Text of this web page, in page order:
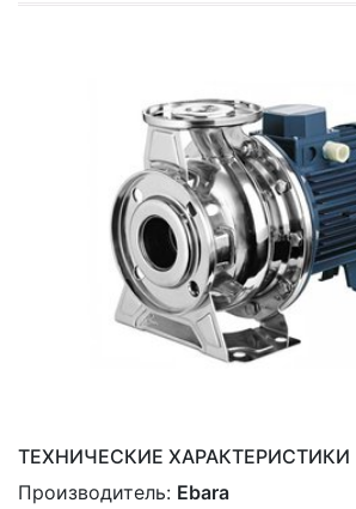
ТЕХНИЧЕСКИЕ ХАРАКТЕРИСТИКИ
Производитель: Ebara